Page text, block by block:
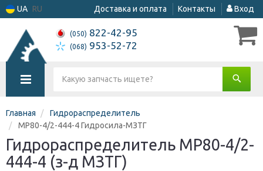
UA RU Доставка и оплата Контакты Вход
(050) 822-42-95
(068) 953-52-72
Главная
Гидрораспределитель
МР80-4/2-444-4 Гидросила-МЗТГ
Гидрораспределитель МР80-4/2-
444-4 (з-д МЗТГ)